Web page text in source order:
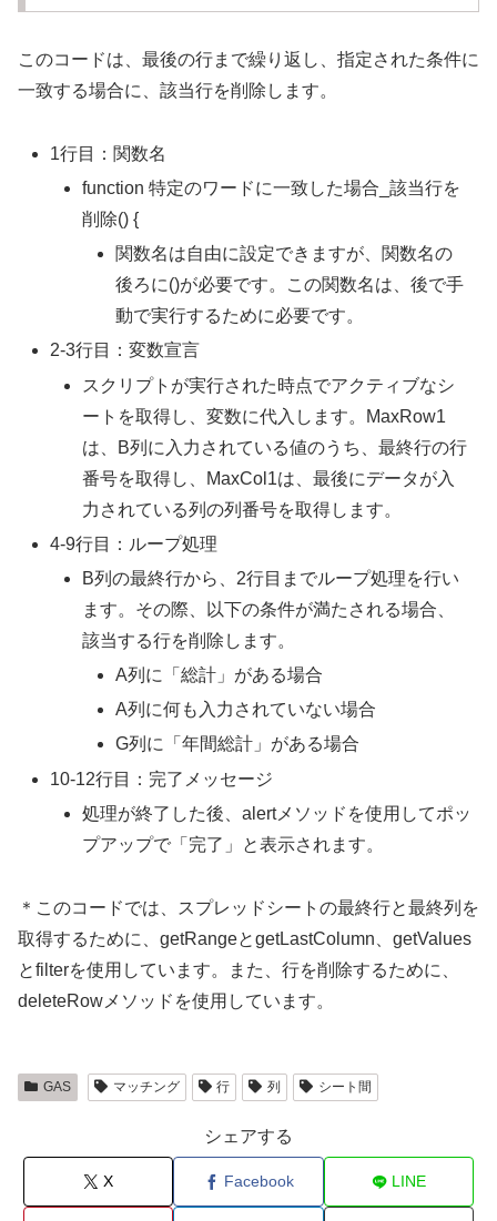
このコードは、最後の行まで繰り返し、指定された条件に
一致する場合に、該当行を削除します。
1行目：関数名
function 特定のワードに一致した場合_該当行を
削除() {
関数名は自由に設定できますが、関数名の
後ろに()が必要です。この関数名は、後で手
動で実行するために必要です。
2-3行目：変数宣言
スクリプトが実行された時点でアクティブなシ
ートを取得し、変数に代入します。MaxRow1
は、B列に入力されている値のうち、最終行の行
番号を取得し、MaxCol1は、最後にデータが入
力されている列の列番号を取得します。
4-9行目：ループ処理
B列の最終行から、2行目までループ処理を行い
ます。その際、以下の条件が満たされる場合、
該当する行を削除します。
A列に「総計」がある場合
A列に何も入力されていない場合
G列に「年間総計」がある場合
10-12行目：完了メッセージ
処理が終了した後、alertメソッドを使用してポッ
プアップで「完了」と表示されます。
＊このコードでは、スプレッドシートの最終行と最終列を
取得するために、getRangeとgetLastColumn、getValues
とfilterを使用しています。また、行を削除するために、
deleteRowメソッドを使用しています。
GAS マッチング 行 列 シート間
シェアする
X Facebook LINE